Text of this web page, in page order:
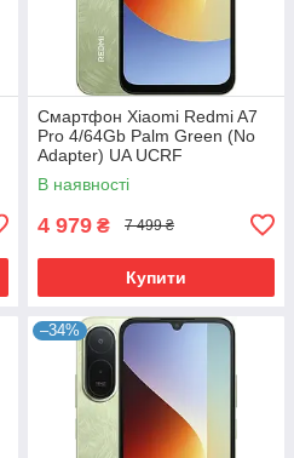
Смартфон Xiaomi Redmi A7
Pro 4/64Gb Palm Green (No
Adapter) UA UCRF
В наявності
4 979 ₴ 7 499 ₴
Купити
–34%